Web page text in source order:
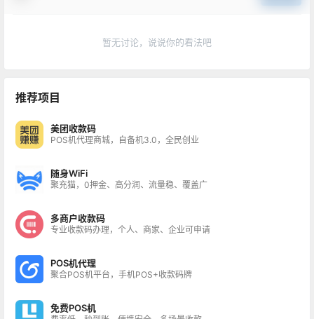
暂无讨论，说说你的看法吧
推荐项目
美团收款码
POS机代理商城，自备机3.0，全民创业
随身WiFi
聚充猫，0押金、高分润、流量稳、覆盖广
多商户收款码
专业收款码办理，个人、商家、企业可申请
POS机代理
聚合POS机平台，手机POS+收款码牌
免费POS机